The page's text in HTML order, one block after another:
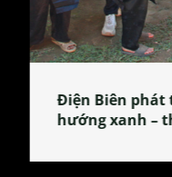
Làng làm
tỏa đặc sản